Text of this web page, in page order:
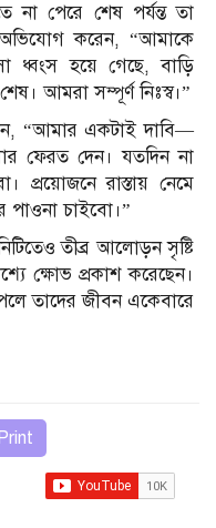
না পেরে শেষ পর্যন্ত তা
অভিযোগ করেন, “আমাকে
ধ্বংস হয়ে গেছে, বাড়ি
আমরা সম্পূর্ণ নিঃস্ব।”
“আমার একটাই দাবি—
ফেরত দেন। যতদিন না
প্রয়োজনে রাস্তায় নেমে
পাওনা চাইবো।”
তীব্র আলোড়ন সৃষ্টি
ক্ষোভ প্রকাশ করেছেন।
তাদের জীবন একেবারে